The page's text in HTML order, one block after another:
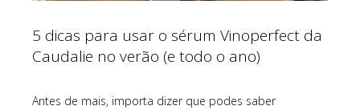
5 dicas para usar o sérum Vinoperfect da
Caudalie no verão (e todo o ano)
Antes de mais, importa dizer que podes saber